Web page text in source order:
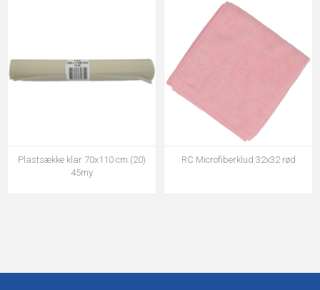
Plastsække klar 70x110 cm.(20)
45my
RC Microfiberklud 32x32 rød